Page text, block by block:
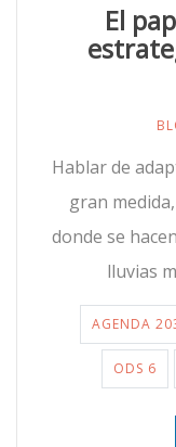
El
Hablar de
gran
donde se
lluvias
AGENDA
ODS 6